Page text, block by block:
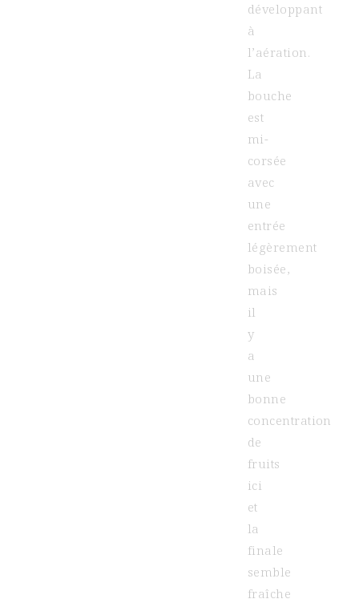
développant
à
l’aération.
La
bouche
est
mi-
corsée
avec
une
entrée
légèrement
boisée,
mais
il
y
a
une
bonne
concentration
de
fruits
ici
et
la
finale
semble
fraîche